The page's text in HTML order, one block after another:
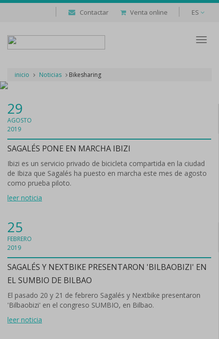
Contactar Venta online ES
inicio Noticias Bikesharing
29
AGOSTO
2019
SAGALÉS PONE EN MARCHA IBIZI
Ibizi es un servicio privado de bicicleta compartida en la ciudad
de Ibiza que Sagalés ha puesto en marcha este mes de agosto
como prueba piloto.
leer noticia
25
FEBRERO
2019
SAGALÉS Y NEXTBIKE PRESENTARON 'BILBAOBIZI' EN
EL SUMBIO DE BILBAO
El pasado 20 y 21 de febrero Sagalés y Nextbike presentaron
'Bilbaobizi' en el congreso SUMBIO, en Bilbao.
leer noticia